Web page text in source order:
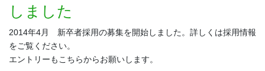
しました
2014年4月 新卒者採用の募集を開始しました。詳しくは採用情報
をご覧ください。
エントリーもこちらからお願いします。